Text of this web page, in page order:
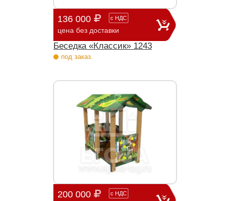
136 000 с НДС
цена без доставки
Беседка «Классик» 1243
под заказ.
200 000 с НДС